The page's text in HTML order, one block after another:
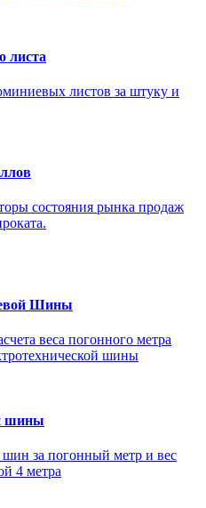
листа
листов за штуку и
состояния рынка продаж
Шины
веса погонного метра
шины
шины
за погонный метр и вес
4 метра